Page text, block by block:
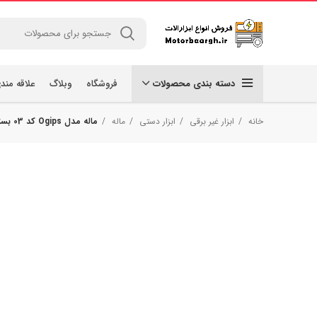
دسته بندی محصولات فروشگاه وبلاگ علاقه
خانه ابزار غیر برقی ابزار دستی ماله ماله مدل Ogips کد 03 بسته 5 عددی